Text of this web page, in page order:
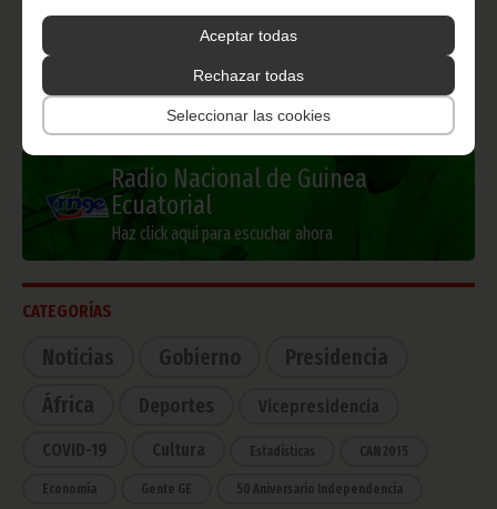
Aceptar todas
Rechazar todas
Seleccionar las cookies
Radio Nacional de Guinea
Ecuatorial
Haz click aquí para escuchar ahora
CATEGORÍAS
Noticias Gobierno
Presidencia
África
Deportes Vicepresidencia
COVID-19 Cultura Estadísticas CAN 2015
Economía Gente GE 50 Aniversario Independencia